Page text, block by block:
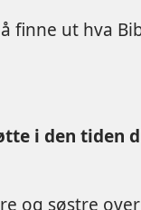
finne ut hva
i den tiden
og søstre